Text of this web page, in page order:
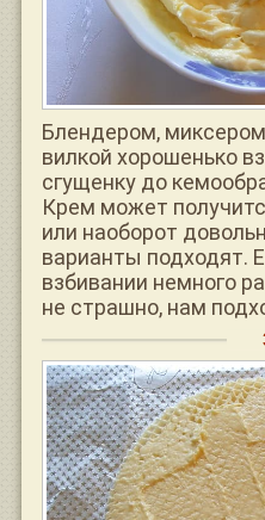
Блендером,
вилкой хорошенько
сгущенку до
Крем может
или наоборот
варианты подходят.
взбивании немного
не страшно, нам